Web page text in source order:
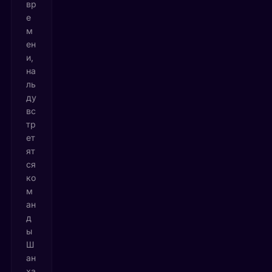
вр
е
м
ен
и,
на
ль
ду
вс
тр
ет
ят
ся
ко
м
ан
д
ы
Ш
ан